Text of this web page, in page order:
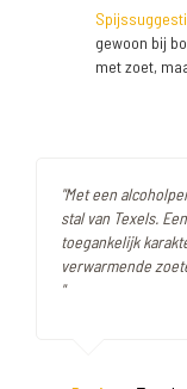
gewoon bij
met zoet,
"Met een
stal van Texels.
toegankelijk
verwarmende
"